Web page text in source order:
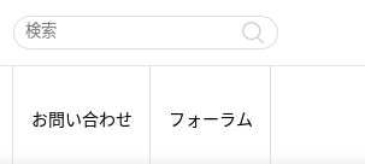
お問い合わせ フォーラム